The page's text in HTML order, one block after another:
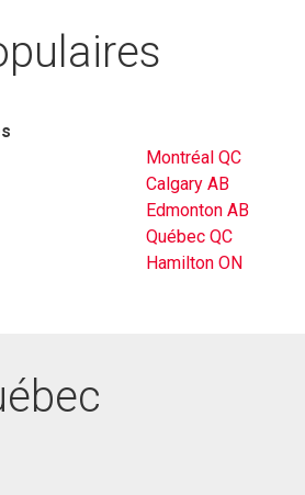
Montréal QC
Calgary AB
Edmonton AB
Québec QC
Hamilton ON